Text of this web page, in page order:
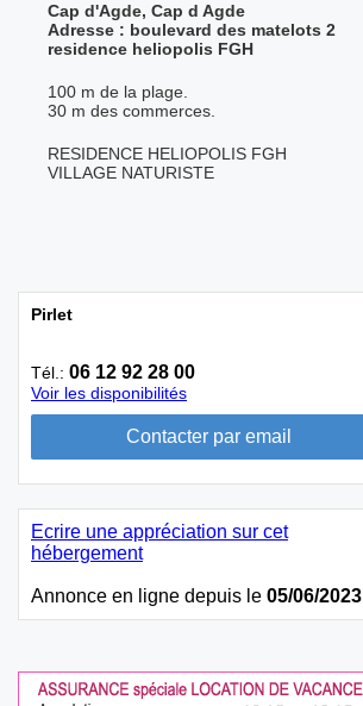
Cap d'Agde, Cap d Agde
Adresse : boulevard des matelots 2
residence heliopolis FGH
100 m de la plage.
30 m des commerces.
RESIDENCE HELIOPOLIS FGH
VILLAGE NATURISTE
Pirlet
Tél.: 06 12 92 28 00
Voir les disponibilités
Ecrire une appréciation sur cet
hébergement
Annonce en ligne depuis le 05/06/2023